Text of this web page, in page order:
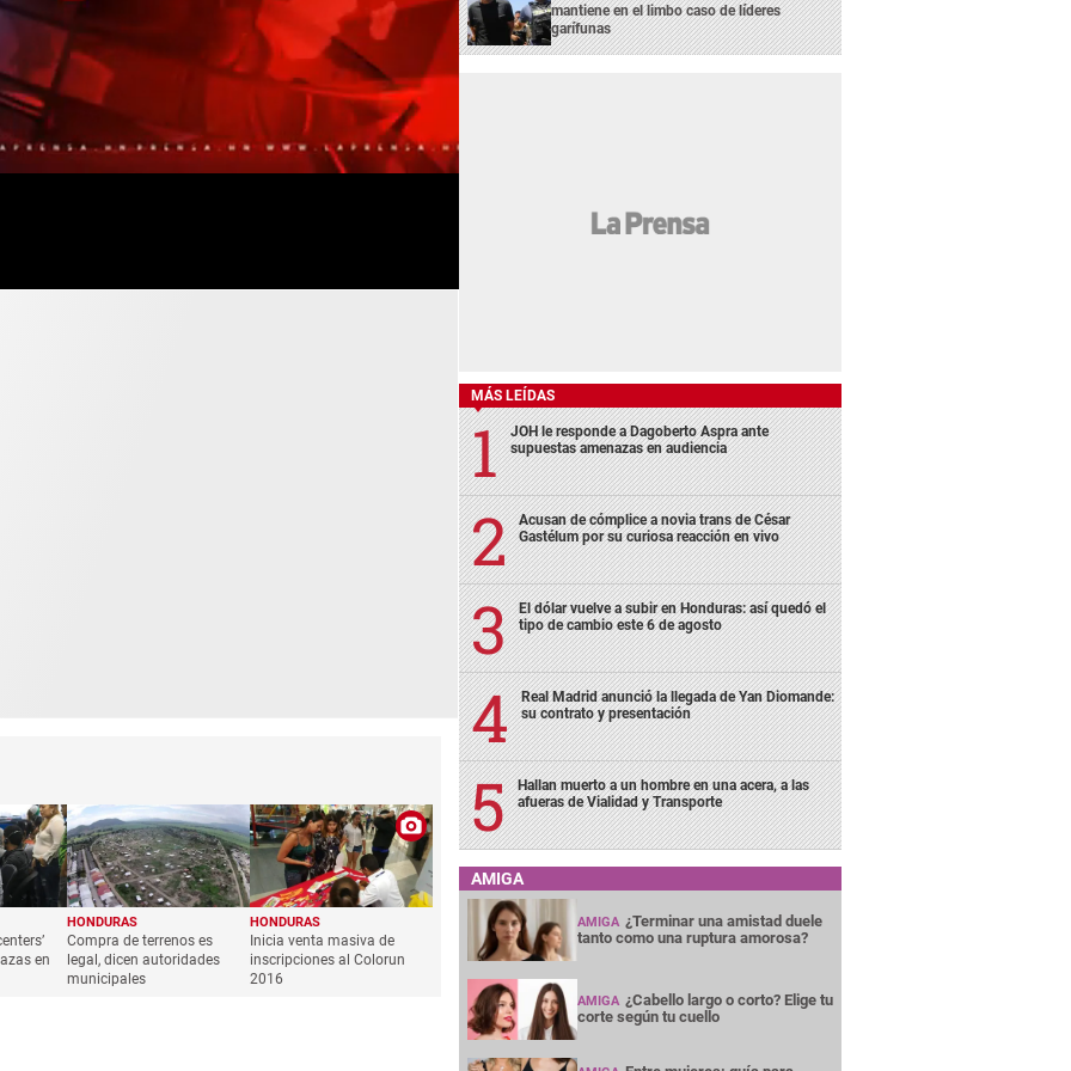
en
HONDURAS
Compra de terrenos es
legal, dicen autoridades
municipales
HONDURAS
Inicia venta masiva de
inscripciones al Colorun
2016
mantiene en el limbo caso de líderes
garífunas
MÁS LEÍDAS
JOH le responde a Dagoberto Aspra ante
supuestas amenazas en audiencia
Acusan de cómplice a novia trans de César
Gastélum por su curiosa reacción en vivo
El dólar vuelve a subir en Honduras: así quedó el
tipo de cambio este 6 de agosto
Real Madrid anunció la llegada de Yan Diomande:
su contrato y presentación
Hallan muerto a un hombre en una acera, a las
afueras de Vialidad y Transporte
AMIGA
AMIGA ¿Terminar una amistad duele
tanto como una ruptura amorosa?
AMIGA ¿Cabello largo o corto? Elige tu
corte según tu cuello